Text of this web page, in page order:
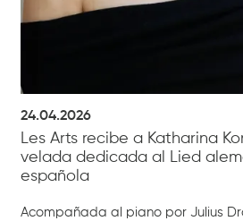
24.04.2026
Les Arts recibe a Katharina
velada dedicada al Lied
española
Acompañada al piano por Julius